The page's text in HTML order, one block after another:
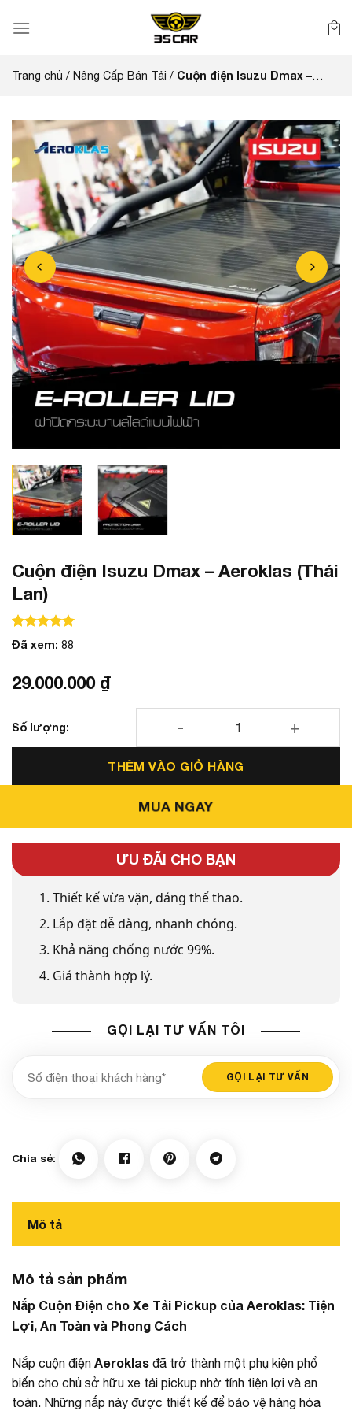
qua
dung
Trang chủ / Nâng Cấp Bán Tải / Cuộn điện Isuzu Dmax –
Cuộn điện Isuzu Dmax – Aeroklas (Thái
Lan)
100 trên 5 dựa trên
100
Đã xem: 88
29.000.000 ₫
Cuộn điện Isuzu Dmax - Aeroklas (Thái Lan) số lượng
THÊM VÀO GIỎ HÀNG
MUA NGAY
ƯU ĐÃI CHO BẠN
1. Thiết kế vừa vặn, dáng thể thao.
2. Lắp đặt dễ dàng, nhanh chóng.
3. Khả năng chống nước 99%.
4. Giá thành hợp lý.
GỌI LẠI TƯ VẤN TÔI
Mô tả
Mô tả sản phẩm
Nắp Cuộn Điện cho Xe Tải Pickup của Aeroklas: Tiện
Lợi, An Toàn và Phong Cách
Nắp cuộn điện Aeroklas đã trở thành một phụ kiện phổ
biến cho chủ sở hữu xe tải pickup nhờ tính tiện lợi và an
toàn. Những nắp này được thiết kế để bảo vệ hàng hóa